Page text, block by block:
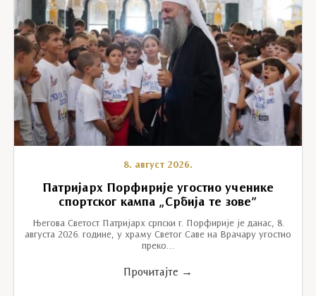
8. август 2026.
Патријарх Порфирије угостио ученике
спортског кампа „Србија те зове”
Његова Светост Патријарх српски г. Порфирије је данас, 8.
августа 2026. године, у храму Светог Саве на Врачару угостио
преко…
Прочитајте →